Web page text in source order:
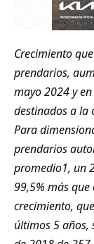
Crecimiento
prendarios,
mayo 2024 y
destinados a la
Para
prendarios
promedio1, un
99,5% más que
crecimiento,
últimos 5 años,